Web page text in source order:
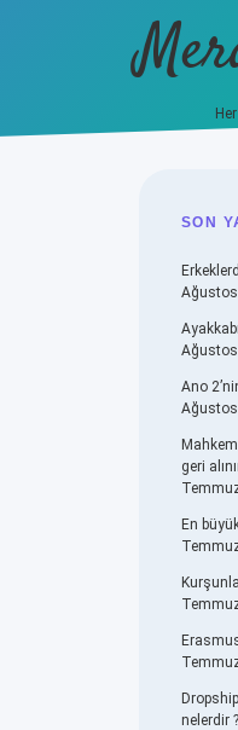
SON
Ano
geri
En
nelerdir ?